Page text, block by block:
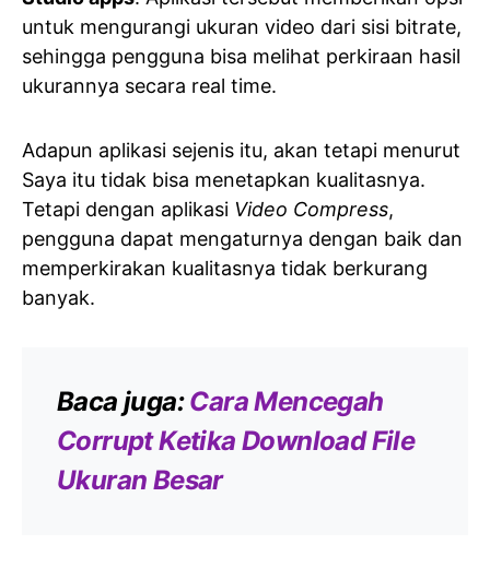
untuk mengurangi ukuran video dari sisi bitrate,
sehingga pengguna bisa melihat perkiraan hasil
ukurannya secara real time.
Adapun aplikasi sejenis itu, akan tetapi menurut
Saya itu tidak bisa menetapkan kualitasnya.
Tetapi dengan aplikasi Video Compress,
pengguna dapat mengaturnya dengan baik dan
memperkirakan kualitasnya tidak berkurang
banyak.
Baca juga:Cara Mencegah
Corrupt Ketika Download File
Ukuran Besar